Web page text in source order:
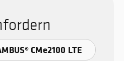
CMe2100 LTE